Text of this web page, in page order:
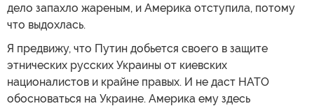
дело запахло жареным, и Америка отступила, потому
что выдохлась.
Я предвижу, что Путин добьется своего в защите
этнических русских Украины от киевских
националистов и крайне правых. И не даст НАТО
обосноваться на Украине. Америка ему здесь